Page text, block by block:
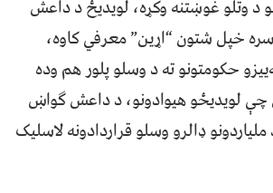
د وتلو غوښتنه وکړه، لویدیځ د داعش
خپل شتون “اړین” معرفي کاوه،
حکومتونو ته د وسلو پلور هم وده
چې لویدیځو هیوادونو، د داعش ګواښ
ډالرو وسلو قراردادونه لاسلیک